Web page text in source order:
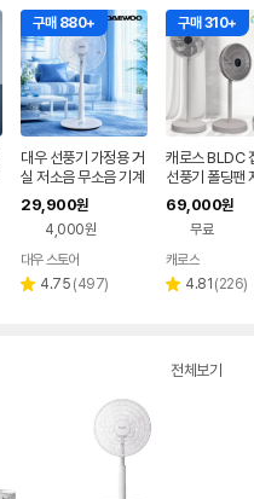
구매 880+
대우 선풍기 가정용 거
실 저소음 무소음 기계
식 조용한 스탠드 시원
한 원룸 5엽 35cm
29,900원
4,000원
대우 스토어
별 4.75 리
(497)
구매 310+
캐로스 BLDC
선풍기 폴딩팬
무소음 가정용
리모컨
69,000원
무료
캐로스
별 4.81 리
(226)
전체보기